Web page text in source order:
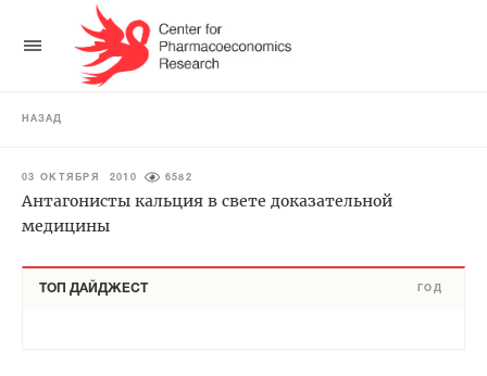
НАЗАД
03 ОКТЯБРЯ 2010 6582
Антагонисты кальция в свете доказательной
медицины
ТОП ДАЙДЖЕСТ ГОД